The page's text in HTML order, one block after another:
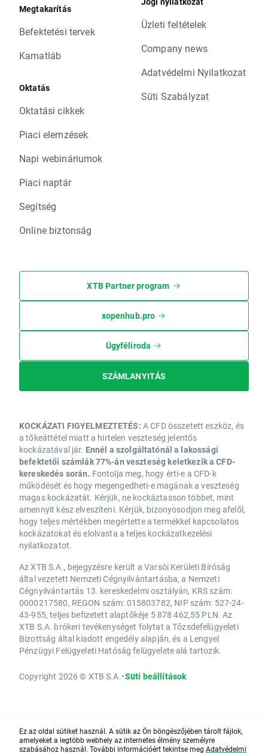
Megtakarítás
Befektetési tervek
Kamatláb
Oktatás
Oktatási cikkek
Piaci elemzések
Napi webináriumok
Piaci naptár
Segítség
Online biztonság
Üzleti feltételek
Company news
Adatvédelmi Nyilatkozat
Süti Szabályzat
XTB Partner program
xopenhub.pro
Ügyféliroda
SZÁMLANYITÁS
KOCKÁZATI FIGYELMEZTETÉS: A CFD összetett eszköz, és
a tőkeáttétel miatt a hirtelen veszteség jelentős
kockázatával jár. Ennél a szolgáltatónál a lakossági
befektetői számlák 77%-án veszteség keletkezik a CFD-
kereskedés során. Fontolja meg, hogy érti-e a CFD-k
működését és hogy megengedheti-e magának a veszteség
magas kockázatát. Kérjük, ne kockáztasson többet, mint
amennyit kész elveszíteni. Kérjük, bizonyosodjon meg afelől,
hogy teljes mértékben megértette a termékkel kapcsolatos
kockázatokat és elolvasta a teljes kockázatkezelési
nyilatkozatot.
Az XTB S.A., bejegyzésre került a Varsói Kerületi Bíróság
által vezetett Nemzeti Cégnyilvántartásba, a Nemzeti
Cégnyilvántartás 13. kereskedelmi osztályán, KRS szám:
0000217580, REGON szám: 015803782, NIP szám: 527-24-
43-955, teljes befizetett alaptőkéje 5 878 462,55 PLN. Az
XTB S.A. brókeri tevékenységet folytat a Tőzsdefelügyeleti
Bizottság által kiadott engedély alapján, és a Lengyel
Pénzügyi Felügyeleti Hatóság felügyelete alá tartozik.
Copyright 2026 © XTB S.A.•Süti beállítások
Ez az oldal sütiket használ. A sütik az Ön böngészőjében tárolt fájlok,
amelyeket a legtöbb webhely az internetes élmény személyre
szabásához használ. További információért tekintse meg Adatvédelmi